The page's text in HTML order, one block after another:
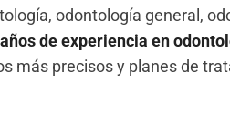
odontología general,
de experiencia en
más precisos y planes de